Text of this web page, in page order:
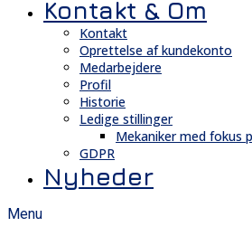
Kontakt & Om
Kontakt
Oprettelse af kundekonto
Medarbejdere
Profil
Historie
Ledige stillinger
Mekaniker med fokus
GDPR
Nyheder
Menu